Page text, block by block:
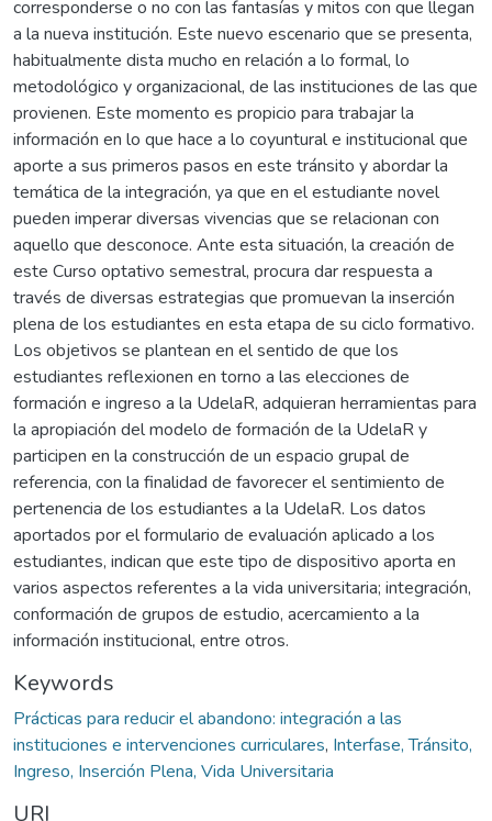
corresponderse o no con las fantasías y mitos con que llegan
a la nueva institución. Este nuevo escenario que se presenta,
habitualmente dista mucho en relación a lo formal, lo
metodológico y organizacional, de las instituciones de las que
provienen. Este momento es propicio para trabajar la
información en lo que hace a lo coyuntural e institucional que
aporte a sus primeros pasos en este tránsito y abordar la
temática de la integración, ya que en el estudiante novel
pueden imperar diversas vivencias que se relacionan con
aquello que desconoce. Ante esta situación, la creación de
este Curso optativo semestral, procura dar respuesta a
través de diversas estrategias que promuevan la inserción
plena de los estudiantes en esta etapa de su ciclo formativo.
Los objetivos se plantean en el sentido de que los
estudiantes reflexionen en torno a las elecciones de
formación e ingreso a la UdelaR, adquieran herramientas para
la apropiación del modelo de formación de la UdelaR y
participen en la construcción de un espacio grupal de
referencia, con la finalidad de favorecer el sentimiento de
pertenencia de los estudiantes a la UdelaR. Los datos
aportados por el formulario de evaluación aplicado a los
estudiantes, indican que este tipo de dispositivo aporta en
varios aspectos referentes a la vida universitaria; integración,
conformación de grupos de estudio, acercamiento a la
información institucional, entre otros.
Keywords
Prácticas para reducir el abandono: integración a las
instituciones e intervenciones curriculares, Interfase, Tránsito,
Ingreso, Inserción Plena, Vida Universitaria
URI